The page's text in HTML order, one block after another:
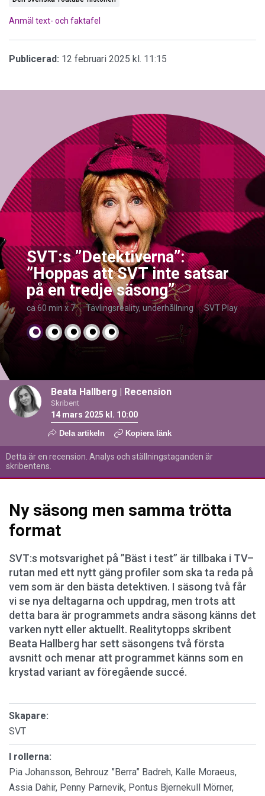
Anmäl text- och faktafel
Publicerad: 12 februari 2025 kl. 11:15
SVT:s ”Detektiverna”:
”Hoppas att SVT inte satsar
på en tredje säsong”
ca 60 min x 7 Tävlingsreality, underhållning SVT Play
Beata Hallberg | Recension
Skribent
14 mars 2025 kl. 10:00
Dela artikeln Kopiera länk
Detta är en recension. Analys och ställningstaganden är
skribentens.
Ny säsong men samma trötta
format
SVT:s motsvarighet på ”Bäst i test” är tillbaka i TV–
rutan med ett nytt gäng profiler som ska ta reda på
vem som är den bästa detektiven. I säsong två får
vi se nya deltagarna och uppdrag, men trots att
detta bara är programmets andra säsong känns det
varken nytt eller aktuellt. Realitytopps skribent
Beata Hallberg har sett säsongens två första
avsnitt och menar att programmet känns som en
krystad variant av föregående succé.
Skapare:
SVT
I rollerna:
Pia Johansson, Behrouz ”Berra” Badreh, Kalle Moraeus,
Assia Dahir, Penny Parnevik, Pontus Bjernekull Mörner,